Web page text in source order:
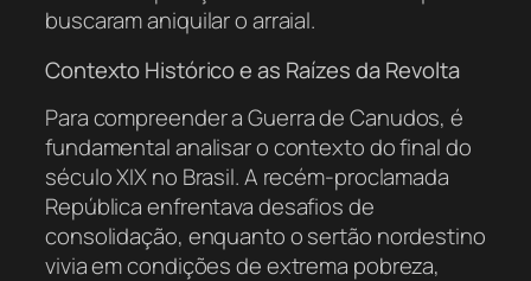
buscaram aniquilar o arraial.
Contexto Histórico e as Raízes da Revolta
Para compreender a Guerra de Canudos, é
fundamental analisar o contexto do final do
século XIX no Brasil. A recém-proclamada
República enfrentava desafios de
consolidação, enquanto o sertão nordestino
vivia em condições de extrema pobreza,